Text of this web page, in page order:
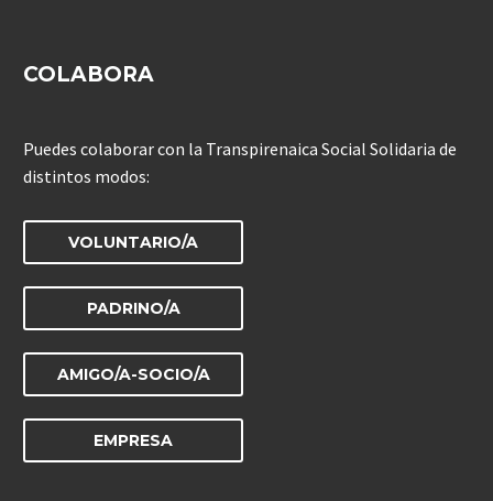
COLABORA
Puedes colaborar con la Transpirenaica Social Solidaria de
distintos modos:
VOLUNTARIO/A
PADRINO/A
AMIGO/A-SOCIO/A
EMPRESA